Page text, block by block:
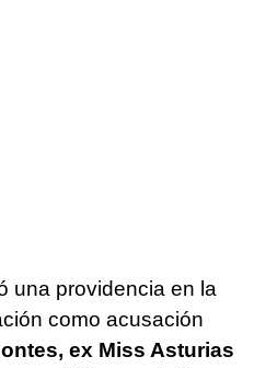
una providencia en la
como acusación
ex Miss Asturias